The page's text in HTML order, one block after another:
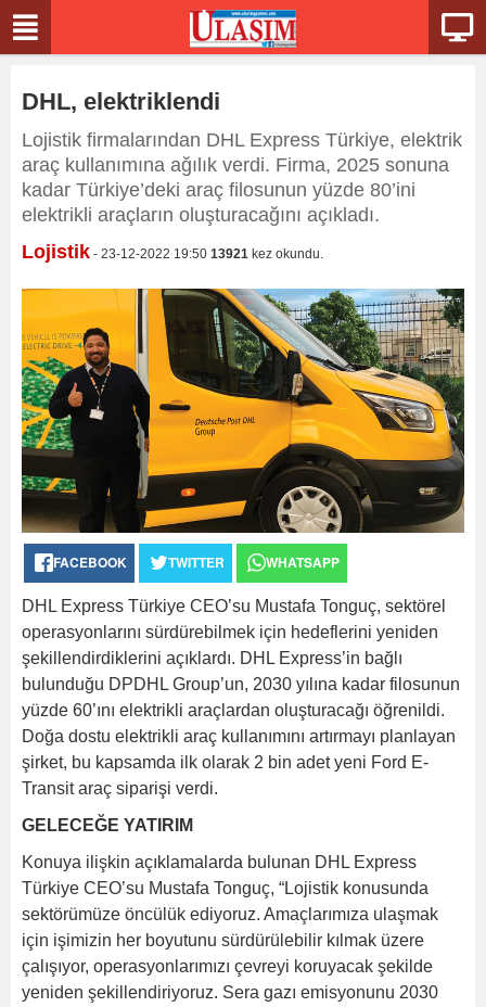
DHL, elektriklendi
Lojistik firmalarından DHL Express Türkiye, elektrik
araç kullanımına ağılık verdi. Firma, 2025 sonuna
kadar Türkiye’deki araç filosunun yüzde 80’ini
elektrikli araçların oluşturacağını açıkladı.
Lojistik - 23-12-2022 19:50 13921 kez okundu.
FACEBOOK TWITTER WHATSAPP
DHL Express Türkiye CEO’su Mustafa Tonguç, sektörel
operasyonlarını sürdürebilmek için hedeflerini yeniden
şekillendirdiklerini açıklardı. DHL Express’in bağlı
bulunduğu DPDHL Group’un, 2030 yılına kadar filosunun
yüzde 60’ını elektrikli araçlardan oluşturacağı öğrenildi.
Doğa dostu elektrikli araç kullanımını artırmayı planlayan
şirket, bu kapsamda ilk olarak 2 bin adet yeni Ford E-
Transit araç siparişi verdi.
GELECEĞE YATIRIM
Konuya ilişkin açıklamalarda bulunan DHL Express
Türkiye CEO’su Mustafa Tonguç, “Lojistik konusunda
sektörümüze öncülük ediyoruz. Amaçlarımıza ulaşmak
için işimizin her boyutunu sürdürülebilir kılmak üzere
çalışıyor, operasyonlarımızı çevreyi koruyacak şekilde
yeniden şekillendiriyoruz. Sera gazı emisyonunu 2030